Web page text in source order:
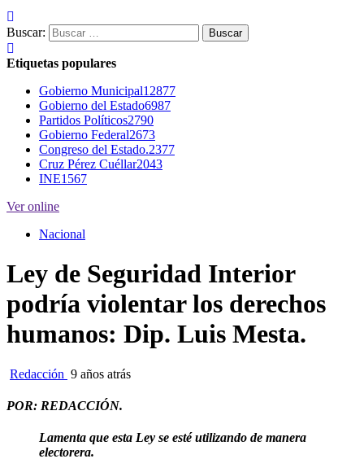
Buscar:
Etiquetas populares
Gobierno Municipal12877
Gobierno del Estado6987
Partidos Políticos2790
Gobierno Federal2673
Congreso del Estado.2377
Cruz Pérez Cuéllar2043
INE1567
Ver online
Nacional
Ley de Seguridad Interior
podría violentar los derechos
humanos: Dip. Luis Mesta.
Redacción 9 años atrás
POR: REDACCIÓN.
Lamenta que esta Ley se esté utilizando de manera
electorera.